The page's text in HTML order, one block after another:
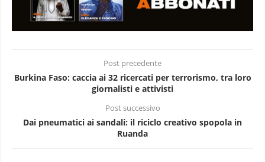
Post precedente
Burkina Faso: caccia ai 32 ricercati per terrorismo, tra loro
giornalisti e attivisti
Post successivo
Dai pneumatici ai sandali: il riciclo creativo spopola in
Ruanda